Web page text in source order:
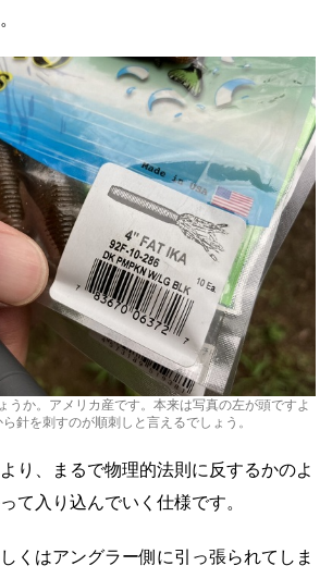
うか。アメリカ産です。本来は写真の左が頭ですよ
針を刺すのが順刺しと言えるでしょう。
り、まるで物理的法則に反するかのよ
て入り込んでいく仕様です。
くはアングラー側に引っ張られてしま